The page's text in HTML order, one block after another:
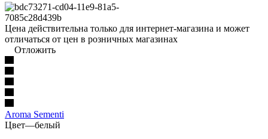
Цена действительна только для интернет-магазина и может
отличаться от цен в розничных магазинах
Отложить
Цвет—белый